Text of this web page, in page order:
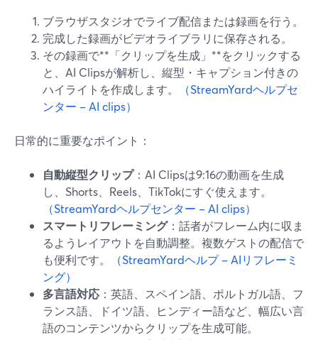
ブラウザスタジオでライブ配信または録画を行う。
完成した録画がビデオライブラリに保存される。
その録画で**「クリップを生成」**をクリックする
と、AI Clipsが解析し、縦型・キャプション付きの
ハイライトを作成します。
（StreamYardヘルプセ
ンター – AI clips）
日常的に重要なポイント：
自動縦型クリップ：AI Clipsは9:16の動画を生成
し、Shorts、Reels、TikTokにすぐ使えます。
（StreamYardヘルプセンター – AI clips）
スマートリフレーミング：話者がフレーム内に収ま
るようレイアウトを自動調整。複数ゲストの配信で
も便利です。
（StreamYardヘルプ – AIリフレーミ
ング）
多言語対応 ：英語、スペイン語、ポルトガル語、フ
ランス語、ドイツ語、ヒンディー語など、幅広い言
語のコンテンツからクリップを生成可能。